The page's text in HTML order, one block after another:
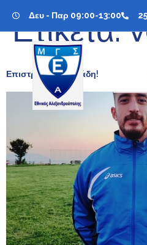
Δευ - Παρ 09:00-13:00
Ετικέτα:
Επιστροφή Ανδρεάδη!